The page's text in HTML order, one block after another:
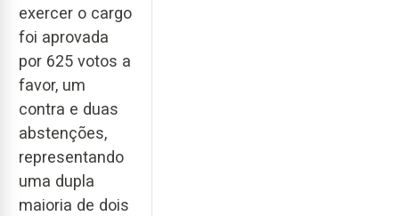
exercer o cargo
foi aprovada
por 625 votos a
favor, um
contra e duas
abstenções,
representando
uma dupla
maioria de dois